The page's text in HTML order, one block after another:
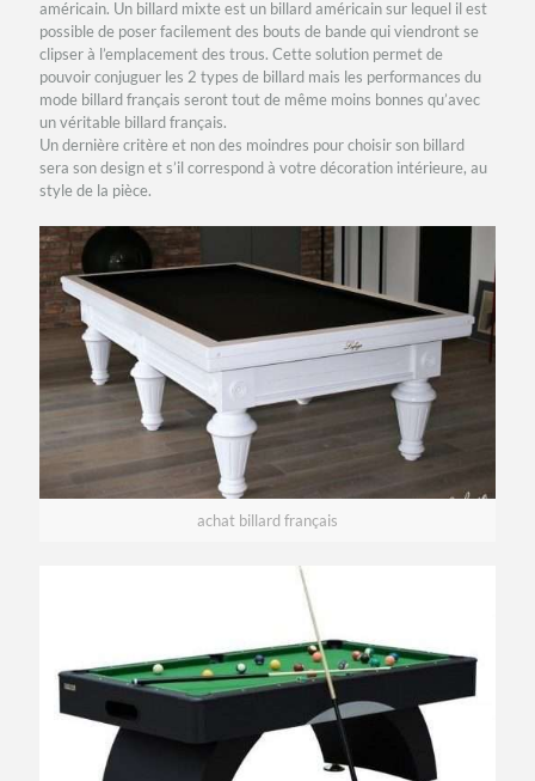
américain. Un billard mixte est un billard américain sur lequel il est
possible de poser facilement des bouts de bande qui viendront se
clipser à l’emplacement des trous. Cette solution permet de
pouvoir conjuguer les 2 types de billard mais les performances du
mode billard français seront tout de même moins bonnes qu’avec
un véritable billard français.
Un dernière critère et non des moindres pour choisir son billard
sera son design et s’il correspond à votre décoration intérieure, au
style de la pièce.
achat billard français